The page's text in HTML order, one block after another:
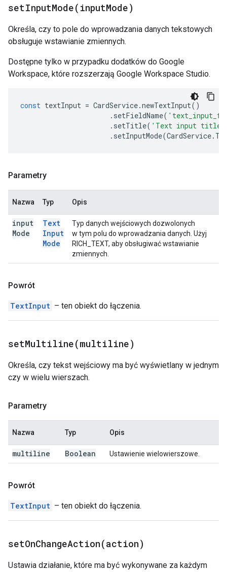
setInputMode( inputMode)
Określa, czy to pole do wprowadzania danych tekstowych
obsługuje wstawianie zmiennych.
Dostępne tylko w przypadku dodatków do Google
Workspace, które rozszerzają Google Workspace Studio.
const textInput = CardService.newTextInput()
. setFieldName(
. setTitle( 'Text input title'
. setInputMode(CardService.
Parametry
Nazwa Typ Opis
input
Mode
Text
Input
Mode
Typ danych wejściowych dozwolonych
w tym polu do wprowadzania danych. Użyj
RICH_TEXT, aby obsługiwać wstawianie
zmiennych.
Powrót
TextInput – ten obiekt do łączenia.
setMultiline(multiline)
Określa, czy tekst wejściowy ma być wyświetlany w jednym
czy w wielu wierszach.
Parametry
Nazwa Typ Opis
multiline Boolean Ustawienie wielowierszowe.
Powrót
TextInput – ten obiekt do łączenia.
setOnChangeAction(action)
Ustawia działanie, które ma być wykonywane za każdym